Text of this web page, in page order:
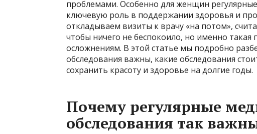
проблемами. Особенно для женщин
ключевую роль в поддержании здоровья и
откладываем визиты к врачу «на потом»,
чтобы ничего не беспокоило, но именно
осложнениям. В этой статье мы подробно
обследования важны, какие обследования
сохранить красоту и здоровье на долгие годы.
Почему регулярные
обследования так